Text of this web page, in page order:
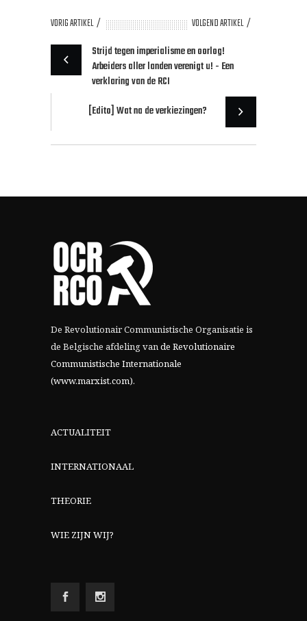
VORIG ARTIKEL
VOLGEND ARTIKEL
Strijd tegen imperialisme en oorlog!
Arbeiders aller landen verenigt u! - Een
verklaring van de RCI
[Edito] Wat na de verkiezingen?
De Revolutionair Communistische Organisatie is
de Belgische afdeling vande Revolutionaire
Communistische Internationale
(www.marxist.com).
ACTUALITEIT
INTERNATIONAAL
THEORIE
WIE ZIJN WIJ?